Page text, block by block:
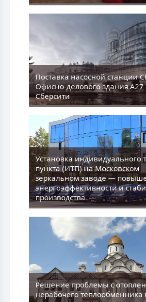
Поставка насосной станции
Офисно-делового здания
Сберсити
Установка индивидуального
пункта (ИТП) на Московском
зеркальном заводе —
энергоэффективности и
производства
Решение проблемы с
нерабочего теплообменника